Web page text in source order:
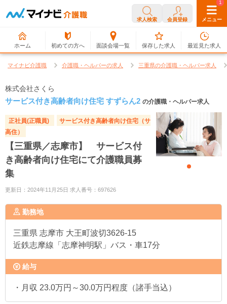
求人検索 会員登録 メニュー
ホーム 初めての方へ 面談会場一覧
0
保存した求人
1
最近見た求人
マイナビ介護職 介護職・ヘルパーの求人 三重県の介護職・ヘルパー求人
株式会社さくら
サービス付き高齢者向け住宅 すずらん2 の介護職・ヘルパー求人
正社員(正職員)
サービス付き高齢者向け住宅（サ
高住）
【三重県／志摩市】 サービス付
き高齢者向け住宅にて介護職員募
集
更新日：2024年11月25日 求人番号：697626
勤務地
三重県 志摩市 大王町波切3626-15
近鉄志摩線「志摩神明駅」バス・車17分
給与
・月収 23.0万円～30.0万円程度（諸手当込）